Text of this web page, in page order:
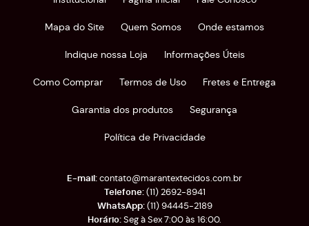
Mapa do Site Quem Somos Onde estamos
Indique nossa Loja Informações Úteis
Como Comprar Termos de Uso Fretes e Entrega
Garantia dos produtos Segurança
Política de Privacidade
(11)2692-8941
(11)94445-2189
Seg à Sex 7:00 às 16:00.
contato@marantextecidos.com.br